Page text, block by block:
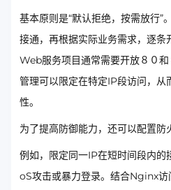
基本原则是“默认拒绝，按需放行”
接通，再根据实际业务需求，逐条
Web服务项目通常需要开放８０
管理可以限定在特定IP段访问，从
性。
为了提高防御能力，还可以配置防
例如，限定同一IP在短时间段内
oS攻击或暴力登录。结合Nginx